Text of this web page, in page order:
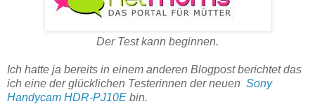
Der Test kann beginnen.
Ich hatte ja bereits in einem anderen Blogpost berichtet das
ich eine der glücklichen Testerinnen der neuen Sony
Handycam HDR-PJ10E bin.